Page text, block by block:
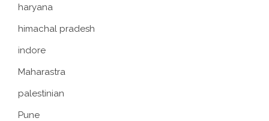
haryana
himachal pradesh
indore
Maharastra
palestinian
Pune